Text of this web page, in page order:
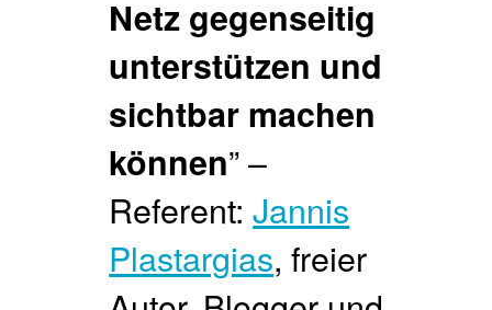
Netz gegenseitig
unterstützen und
sichtbar machen
können” –
Referent:Jannis
Plastargias, freier